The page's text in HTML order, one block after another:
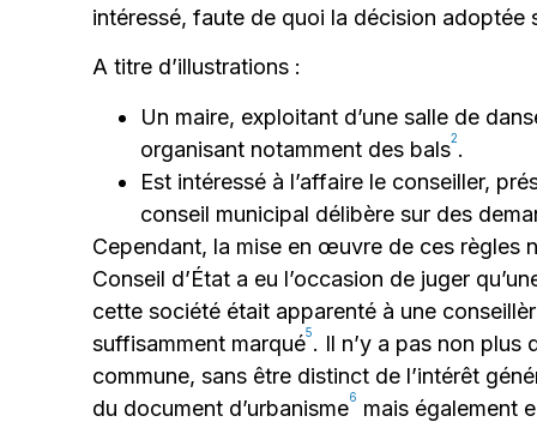
intéressé, faute de quoi la décision adoptée
A titre d’illustrations :
Un maire, exploitant d’une salle de
organisant notamment des bals2.
Est intéressé à l’affaire le conseiller,
conseil municipal délibère sur des
Cependant, la mise en œuvre de ces règles
Conseil d’État a eu l’occasion de juger
cette société était apparenté à une
suffisamment marqué5. Il n’y a pas non plus
commune, sans être distinct de l’intérêt
du document d’urbanisme6 mais également